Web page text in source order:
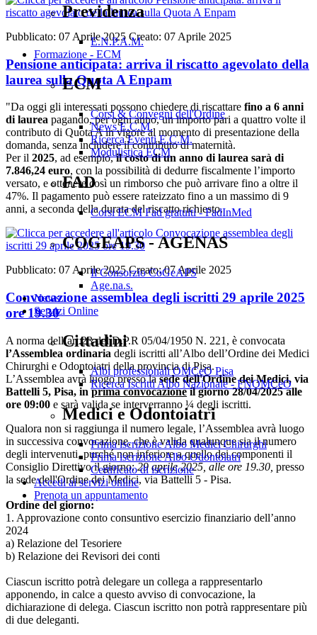
Previdenza
E.N.P.A.M.
Formazione - ECM
ECM
Corsi & Convegni dell'Ordine
News E.C.M.
Ricerca Eventi E.C.M.
Modulistica ECM
FAD
Corsi ECM Fad gratuiti - FadInMed
COGEAPS - AGENAS
Il Consorzio CoGeAPS
Age.na.s.
News
Servizi Online
Cittadini
Albi professionali OMCeO Pisa
Ricerca Iscritti Albo Nazionale - FNOMCeO
Medici e Odontoiatri
Prima iscrizione Albo Medici Chirurghi
Prima iscrizione Albo Odontoiatri
Certificato di iscrizione
Accedi ai servizi online
Prenota un appuntamento
Pubblicato: 07 Aprile 2025 Creato: 07 Aprile 2025
Pensione anticipata: arriva il riscatto agevolato della
laurea sulla Quota A Enpam
"Da oggi gli interessati possono chiedere di riscattare fino a 6 anni
di laurea pagando, per ogni anno, un importo pari a quattro volte il
contributo di Quota A in vigore al momento di presentazione della
domanda, senza includere il contributo di maternità.
Per il 2025, ad esempio,il costo di un anno di laurea sarà di
7.846,24 euro, con la possibilità di dedurre fiscalmente l’importo
versato, e ottenere così un rimborso che può arrivare fino a oltre il
47%. Il pagamento può essere rateizzato fino a un massimo di 9
anni, a seconda della durata del riscatto richiesto.
Pubblicato: 07 Aprile 2025Creato: 07 Aprile 2025
Convocazione assemblea degli iscritti 29 aprile 2025
ore 19.30
A norma dell’art.23 del D.P.R 05/04/1950 N. 221, è convocata
l’Assemblea ordinaria degli iscritti all’Albo dell’Ordine dei Medici
Chirurghi e Odontoiatri della provincia di Pisa.
L’Assemblea avrà luogo presso lasede dell'Ordine dei Medici, via
Battelli 5, Pisa, inprima convocazioneil giorno 28/04/2025 alle
ore 09:00 e sarà valida se interverranno ¼ degli iscritti.
Qualora non si raggiunga il numero legale, l’Assemblea avrà luogo
in successiva convocazione, che è valida qualunque sia il numero
degli intervenuti, purché non inferiore a quello dei componenti il
Consiglio Direttivo il giorno:29 aprile 2025, alle ore 19.30, presso
la sede dell'Ordine dei Medici, via Battelli 5 - Pisa.
Ordine del giorno:
1. Approvazione conto consuntivo esercizio finanziario dell’anno
2024
a) Relazione del Tesoriere
b) Relazione dei Revisori dei conti
Ciascun iscritto potrà delegare un collega a rappresentarlo
apponendo, in calce a questo avviso di convocazione, la
dichiarazione di delega. Ciascun iscritto non potrà rappresentare più
di due deleganti.